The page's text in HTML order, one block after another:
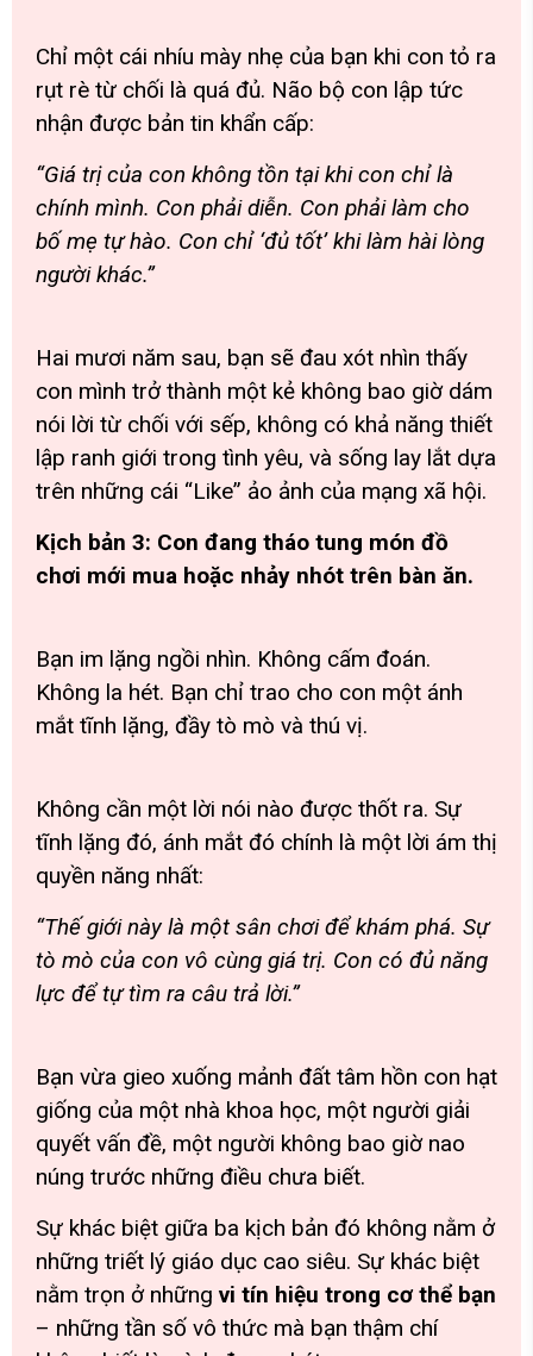
Chỉ một cái nhíu mày nhẹ của bạn khi con tỏ ra
rụt rè từ chối là quá đủ. Não bộ con lập tức
nhận được bản tin khẩn cấp:
“Giá trị của con không tồn tại khi con chỉ là
chính mình. Con phải diễn. Con phải làm cho
bố mẹ tự hào. Con chỉ ‘đủ tốt’ khi làm hài lòng
người khác.”
Hai mươi năm sau, bạn sẽ đau xót nhìn thấy
con mình trở thành một kẻ không bao giờ dám
nói lời từ chối với sếp, không có khả năng thiết
lập ranh giới trong tình yêu, và sống lay lắt dựa
trên những cái “Like” ảo ảnh của mạng xã hội.
Kịch bản 3: Con đang tháo tung món đồ
chơi mới mua hoặc nhảy nhót trên bàn ăn.
Bạn im lặng ngồi nhìn. Không cấm đoán.
Không la hét. Bạn chỉ trao cho con một ánh
mắt tĩnh lặng, đầy tò mò và thú vị.
Không cần một lời nói nào được thốt ra. Sự
tĩnh lặng đó, ánh mắt đó chính là một lời ám thị
quyền năng nhất:
“Thế giới này là một sân chơi để khám phá. Sự
tò mò của con vô cùng giá trị. Con có đủ năng
lực để tự tìm ra câu trả lời.”
Bạn vừa gieo xuống mảnh đất tâm hồn con hạt
giống của một nhà khoa học, một người giải
quyết vấn đề, một người không bao giờ nao
núng trước những điều chưa biết.
Sự khác biệt giữa ba kịch bản đó không nằm ở
những triết lý giáo dục cao siêu. Sự khác biệt
nằm trọn ở những vi tín hiệu trong cơ thể bạn
– những tần số vô thức mà bạn thậm chí